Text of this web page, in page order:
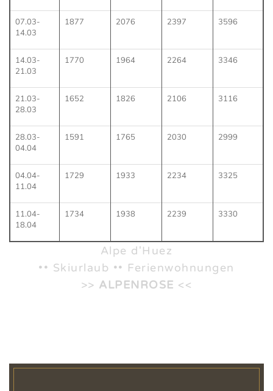
07.03-
14.03
1877 2076 2397 3596
14.03-
21.03
1770 1964 2264 3346
21.03-
28.03
1652 1826 2106 3116
28.03-
04.04
1591 1765 2030 2999
04.04-
11.04
1729 1933 2234 3325
11.04-
18.04
1734 1938 2239 3330
Alpe d'Huez
•• Skiurlaub •• Ferienwohnungen
>> ALPENROSE <<